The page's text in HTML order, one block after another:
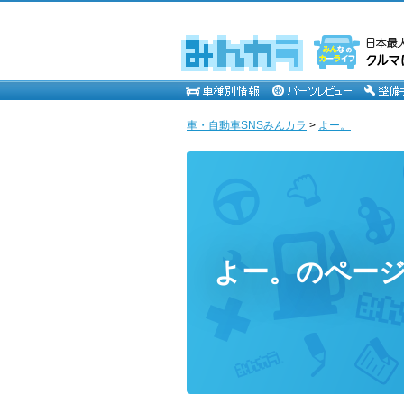
車・自動車SNSみんカラ > よー。
よー。のペー